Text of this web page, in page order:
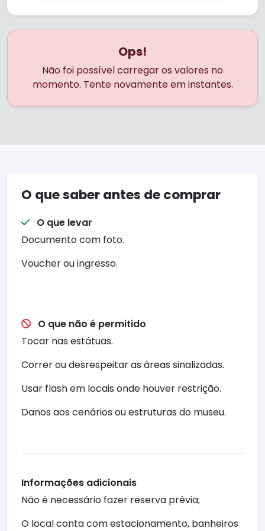
Ops!
Não foi possível carregar os valores no
momento. Tente novamente em instantes.
O que saber antes de comprar
O que levar
Documento com foto.
Voucher ou ingresso.
O que não é permitido
Tocar nas estátuas.
Correr ou desrespeitar as áreas sinalizadas.
Usar flash em locais onde houver restrição.
Danos aos cenários ou estruturas do museu.
Informações adicionais
Não é necessário fazer reserva prévia;
O local conta com estacionamento, banheiros